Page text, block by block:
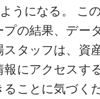
うになる。 こ
の結果、デー
スタッフは、資
にアクセスす
ことに気づくだ